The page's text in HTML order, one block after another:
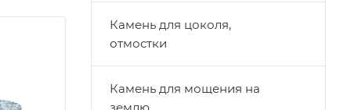
Камень для цоколя,
отмостки
Камень для мощения на